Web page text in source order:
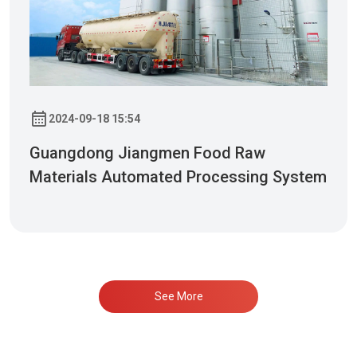
2024-09-18 15:54
Guangdong Jiangmen Food Raw
Materials Automated Processing System
See More